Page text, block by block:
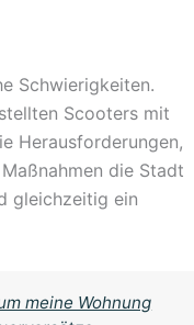
Schwierigkeiten.
Scooters mit
Herausforderungen,
die Stadt
gleichzeitig ein
meine Wohnung